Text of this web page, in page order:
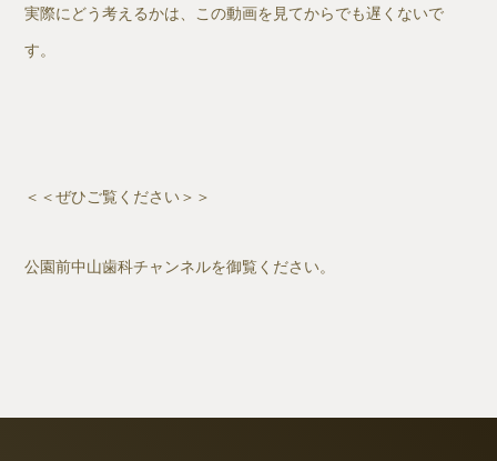
実際にどう考えるかは、この動画を見てからでも遅くないで
す。
＜＜ぜひご覧ください＞＞
公園前中山歯科チャンネルを御覧ください。